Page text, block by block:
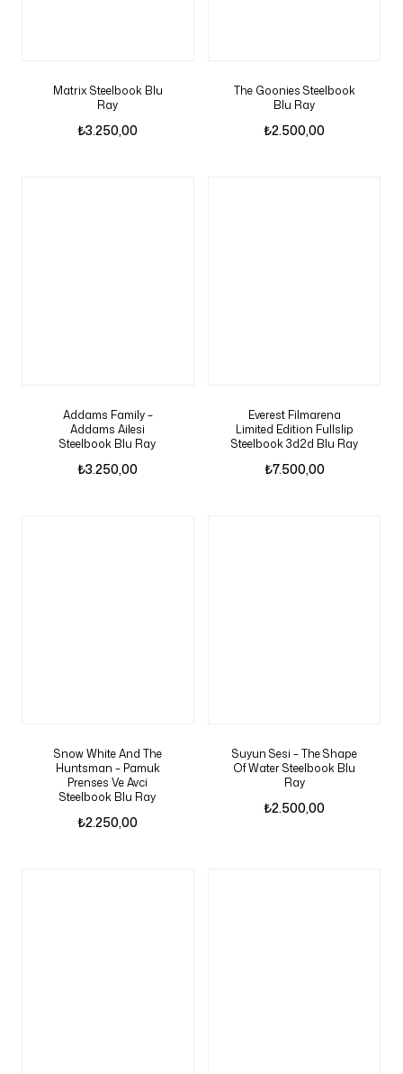
Matrix Steelbook Blu
Ray
₺3.250,00
The Goonies Steelbook
Blu Ray
₺2.500,00
Addams Family –
Addams Ailesi
Steelbook Blu Ray
₺3.250,00
Everest Filmarena
Limited Edition Fullslip
Steelbook 3d2d Blu Ray
₺7.500,00
Snow White And The
Huntsman – Pamuk
Prenses Ve Avci
Steelbook Blu Ray
₺2.250,00
Suyun Sesi – The Shape
Of Water Steelbook Blu
Ray
₺2.500,00